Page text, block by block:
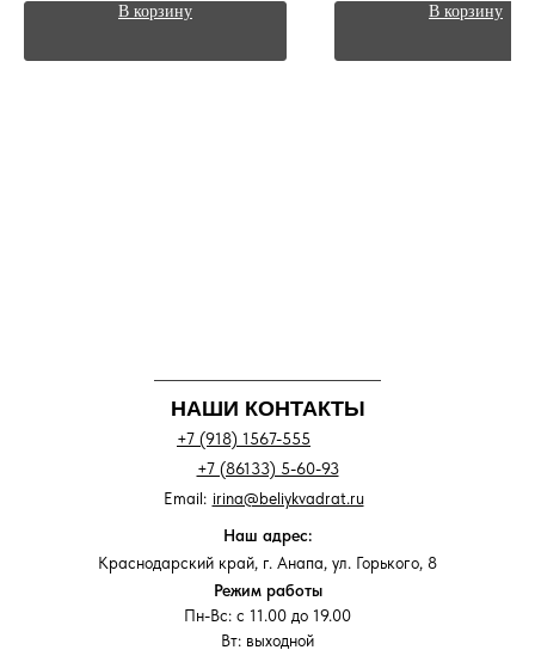
В корзину В корзину
НАШИ КОНТАКТЫ
+7 (918) 1567-555
+7 (86133) 5-60-93
Наш адрес:
Краснодарский край, г. Анапа, ул. Горького, 8
Режим работы
Пн-Вс: с 11.00 до 19.00
Вт: выходной
irina@beliykvadrat.ru
Email: